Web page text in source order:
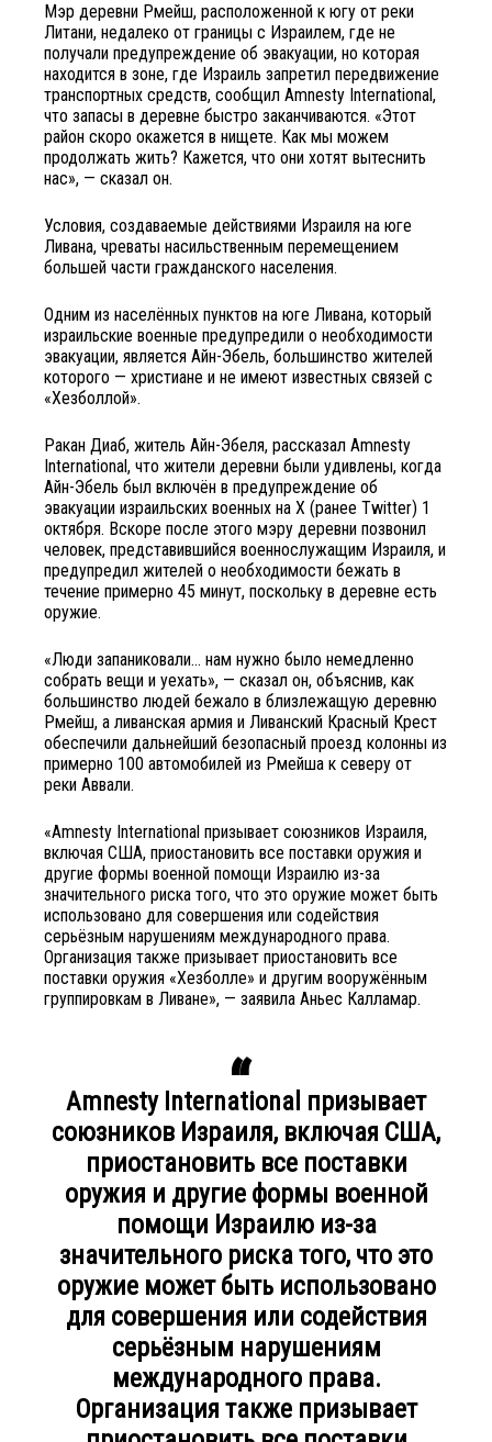
Мэр деревни Рмейш, расположенной к югу от реки
Литани, недалеко от границы с Израилем, где не
получали предупреждение об эвакуации, но которая
находится в зоне, где Израиль запретил передвижение
транспортных средств, сообщил Amnesty International,
что запасы в деревне быстро заканчиваются. «Этот
район скоро окажется в нищете. Как мы можем
продолжать жить? Кажется, что они хотят вытеснить
нас», — сказал он.
Условия, создаваемые действиями Израиля на юге
Ливана, чреваты насильственным перемещением
большей части гражданского населения.
Одним из населённых пунктов на юге Ливана, который
израильские военные предупредили о необходимости
эвакуации, является Айн-Эбель, большинство жителей
которого — христиане и не имеют известных связей с
«Хезболлой».
Ракан Диаб, житель Айн-Эбеля, рассказал Amnesty
International, что жители деревни были удивлены, когда
Айн-Эбель был включён в предупреждение об
эвакуации израильских военных на X (ранее Twitter) 1
октября. Вскоре после этого мэру деревни позвонил
человек, представившийся военнослужащим Израиля, и
предупредил жителей о необходимости бежать в
течение примерно 45 минут, поскольку в деревне есть
оружие.
«Люди запаниковали… нам нужно было немедленно
собрать вещи и уехать», — сказал он, объяснив, как
большинство людей бежало в близлежащую деревню
Рмейш, а ливанская армия и Ливанский Красный Крест
обеспечили дальнейший безопасный проезд колонны из
примерно 100 автомобилей из Рмейша к северу от
реки Аввали.
«Amnesty International призывает союзников Израиля,
включая США, приостановить все поставки оружия и
другие формы военной помощи Израилю из-за
значительного риска того, что это оружие может быть
использовано для совершения или содействия
серьёзным нарушениям международного права.
Организация также призывает приостановить все
поставки оружия «Хезболле» и другим вооружённым
группировкам в Ливане», — заявила Аньес Калламар.
Amnesty International призывает
союзников Израиля, включая США,
приостановить все поставки
оружия и другие формы военной
помощи Израилю из-за
значительного риска того, что это
оружие может быть использовано
для совершения или содействия
серьёзным нарушениям
международного права.
Организация также призывает